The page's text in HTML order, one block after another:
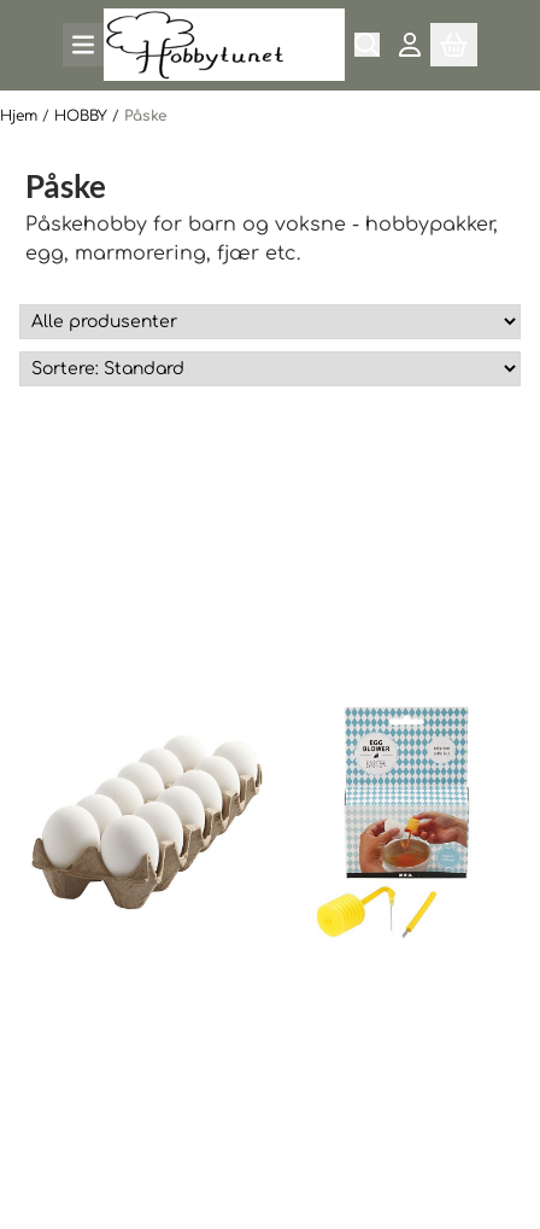
Hopp til innhold
Hjem / HOBBY / Påske
Påske
Påskehobby for barn og voksne - hobbypakker,
egg, marmorering, fjær etc.